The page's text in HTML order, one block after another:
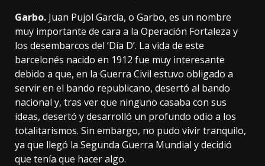
Garbo. Juan Pujol García, o Garbo, es un nombre
muy importante de cara a la Operación Fortaleza y
los desembarcos del ‘Día D’. La vida de este
barcelonés nacido en 1912 fue muy interesante
debido a que, en la Guerra Civil estuvo obligado a
servir en el bando republicano, desertó al bando
nacional y, tras ver que ninguno casaba con sus
ideas, desertó y desarrolló un profundo odio a los
totalitarismos. Sin embargo, no pudo vivir tranquilo,
ya que llegó la Segunda Guerra Mundial y decidió
que tenía que hacer algo.